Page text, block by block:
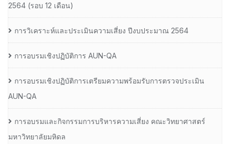
2564 (รอบ 12 เดือน)
การวิเคราะห์และประเมินความเสี่ยง ปีงบประมาณ 2564
การอบรมเชิงปฏิบัติการ AUN-QA
การอบรมเชิงปฏิบัติการเตรียมความพร้อมรับการตรวจประเมิน
AUN-QA
การอบรมและกิจกรรมการบริหารความเสี่ยง คณะวิทยาศาสตร์
มหาวิทยาลัยมหิดล